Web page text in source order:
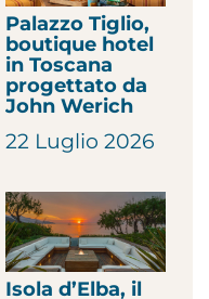
Palazzo Tiglio,
boutique hotel
in Toscana
progettato da
John Werich
22 Luglio 2026
Isola d’Elba, il